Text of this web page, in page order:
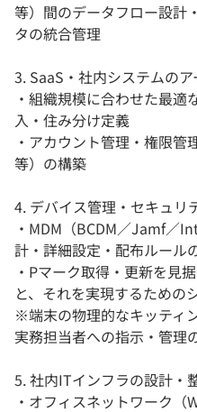
等）間のデータフロー設計
タの統合管理
3. SaaS・社内システムの
・組織規模に合わせた最
入・住み分け定義
・アカウント管理・権限
等）の構築
4. デバイス管理・セキュリ
・MDM（BCDM／Jamf／
計・詳細設定・配布ルール
・Pマーク取得・更新を見
と、それを実現するための
※端末の物理的なキッティ
実務担当者への指示・管理
5. 社内ITインフラの設計・
・オフィスネットワーク（